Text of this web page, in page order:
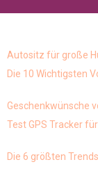
Autositz für große
Die 10 Wichtigsten
Geschenkwünsche
Test GPS Tracker
Die 6 größten